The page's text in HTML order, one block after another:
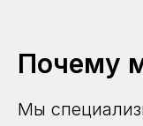
Почему
Мы